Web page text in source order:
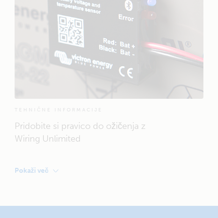
polnilnik Blue Smart
polnilnik Blue Smart
Monitor akumulatorja
BMV-712 Smart
Monitor akumulatorja
BMV-712 Smart
TEHNIČNE INFORMACIJE
Pridobite si pravico do ožičenja z
Wiring Unlimited
Pokaži več